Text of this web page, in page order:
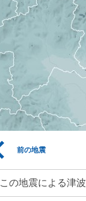
前の地震
この地震による津